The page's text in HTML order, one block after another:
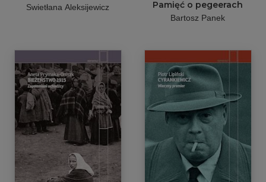
Swietłana Aleksijewicz
Pamięć o pegeerach
Bartosz Panek